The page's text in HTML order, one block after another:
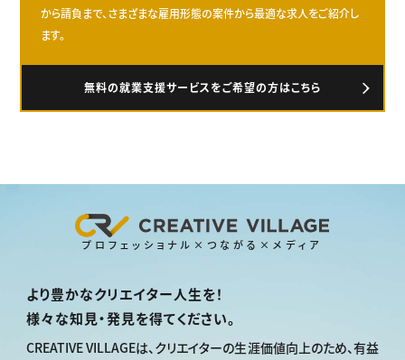
から請負まで、さまざまな雇用形態の案件から最適な求人をご紹介し
ます。
無料の就業支援サービスをご希望の方はこちら
プロフェッショナル×つながる×メディア
より豊かなクリエイター人生を！
様々な知見・発見を得てください。
CREATIVE VILLAGEは、クリエイターの生涯価値向上のため、有益